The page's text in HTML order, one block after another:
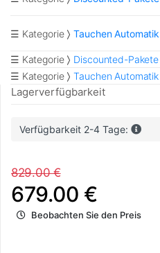
☰ Kategorie Tauchen Automatik
☰ Kategorie Discounted-Pakete
☰ Kategorie
Tauchen Automatik
Lagerverfügbarkeit
Verfügbarkeit 2-4 Tage:
829.00 €
679.00 €
Beobachten Sie den Preis